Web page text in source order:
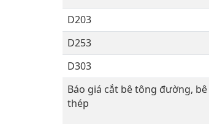
D203
D253
D303
Báo giá cắt bê tông đường,
thép